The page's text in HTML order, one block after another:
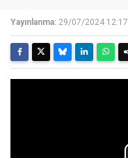
Yayınlanma: 29/07/2024 12:17